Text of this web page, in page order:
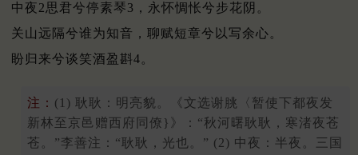
中夜2思君兮停素琴3，永怀惆怅兮步花阴。
关山远隔兮谁为知音，聊赋短章兮以写余心。
盼归来兮谈笑酒盈斟4。
注： (1) 耿耿：明亮貌。《文选谢朓〈暂使下都夜发
新林至京邑赠西府同僚}》：“秋河曙耿耿，寒渚夜苍
苍。”李善注：“耿耿，光也。” (2) 中夜：半夜。三国